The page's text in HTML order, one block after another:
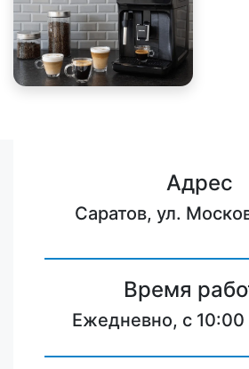
Адрес
Саратов, ул.
Время
Ежедневно, с